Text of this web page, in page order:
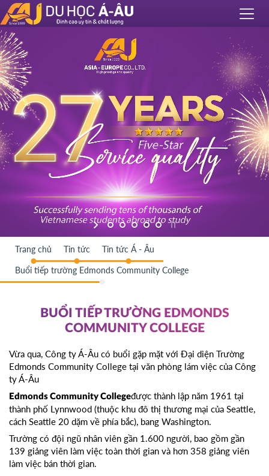
Trang chủ Tin tức Tin tức Á - Âu
Buổi tiếp trường Edmonds Community College
BUỔI TIẾP TRƯỜNG EDMONDS
COMMUNITY COLLEGE
Vừa qua, Công ty Á-Âu có buổi gặp mặt với Đại diện Trường
Edmonds Community College tại văn phòng lám việc của Công
ty Á-Âu
Edmonds Community Collegeđược thành lập năm 1961 tại
thành phố Lynnwood (thuộc khu đô thị thương mại của Seattle,
cách Seattle 20 dặm về phía bắc), bang Washington.
Trường có đội ngũ nhân viên gần 1.600 người, bao gồm gần
139 giảng viên làm việc toàn thời gian và hơn 358 giảng viên
làm việc bán thời gian.